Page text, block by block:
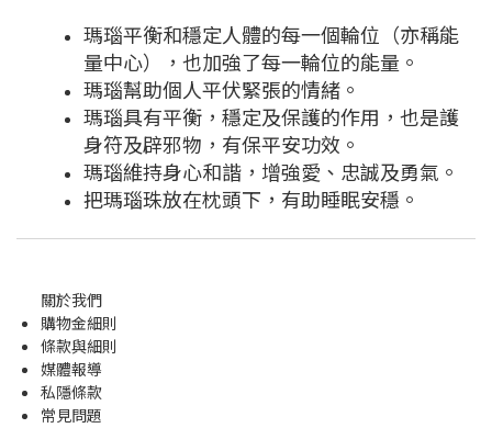
瑪瑙平衡和穩定人體的每一個輪位（亦稱能
量中心），也加強了每一輪位的能量。
瑪瑙幫助個人平伏緊張的情緒。
瑪瑙具有平衡，穩定及保護的作用，也是護
身符及辟邪物，有保平安功效。
瑪瑙維持身心和諧，增強愛、忠誠及勇氣。
把瑪瑙珠放在枕頭下，有助睡眠安穩。
關於我們
購物金細則
條款與細則
媒體報導
私隱條款
常見問題